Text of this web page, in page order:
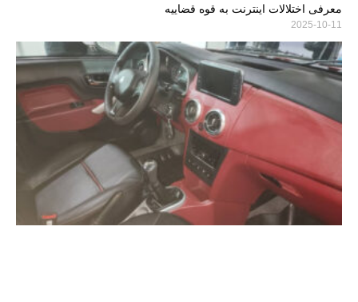
معرفی اختلالات اینترنت به قوه قضاییه
2025-10-11